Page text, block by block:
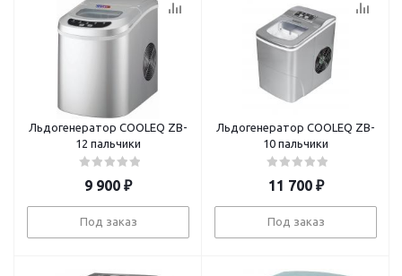
Льдогенератор COOLEQ ZB-
12 пальчики
9 900 ₽
Под заказ
Льдогенератор COOLEQ ZB-
10 пальчики
11 700₽
Под заказ